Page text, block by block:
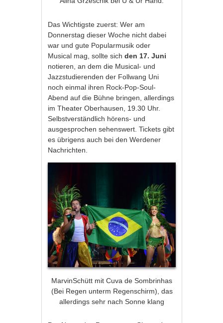
Das Wichtigste zuerst: Wer am
Donnerstag dieser Woche nicht dabei
war und gute Popularmusik oder
Musical mag, sollte sichden 17. Juni
notieren, an dem die Musical- und
Jazzstudierenden der Follwang Uni
noch einmal ihren Rock-Pop-Soul-
Abend auf die Bühne bringen, allerdings
im Theater Oberhausen, 19.30 Uhr.
Selbstverständlich hörens- und
ausgesprochen sehenswert. Tickets gibt
es übrigens auch bei den Werdener
Nachrichten.
MarvinSchütt mit Cuva de Sombrinhas
(Bei Regen unterm Regenschirm), das
allerdings sehr nach Sonne klang